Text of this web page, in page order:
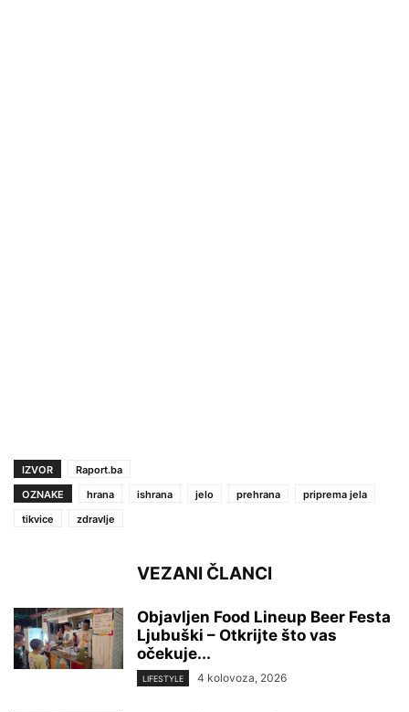
IZVOR
Raport.ba
OZNAKE
hrana ishrana jelo prehrana
priprema jela
tikvice
zdravlje
VEZANI ČLANCI
Objavljen Food Lineup Beer Festa
Ljubuški – Otkrijte što vas
očekuje...
LIFESTYLE 4 kolovoza, 2026